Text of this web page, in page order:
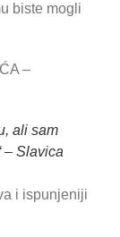
biste mogli
–
ali sam
– Slavica
i ispunjeniji